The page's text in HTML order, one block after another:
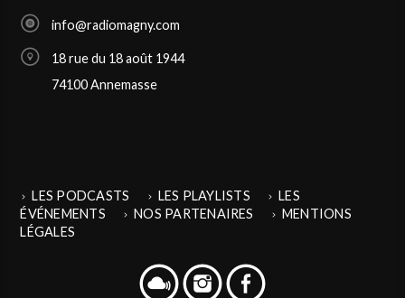
info@radiomagny.com
18 rue du 18 août 1944
74100 Annemasse
LES PODCASTS LES PLAYLISTS
LES
ÉVÉNEMENTS
NOS PARTENAIRES
MENTIONS
LÉGALES